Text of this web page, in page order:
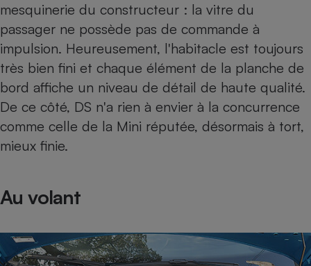
mesquinerie du constructeur : la vitre du
passager ne possède pas de commande à
impulsion. Heureusement, l'habitacle est toujours
très bien fini et chaque élément de la planche de
bord affiche un niveau de détail de haute qualité.
De ce côté, DS n'a rien à envier à la concurrence
comme celle de la Mini réputée, désormais à tort,
mieux finie.
Au volant